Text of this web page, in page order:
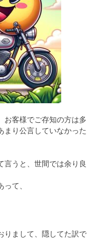
お客様でご存知の方は多
まり公言していなかった
言うと、世間では余り良
て、
りまして、隠してた訳で